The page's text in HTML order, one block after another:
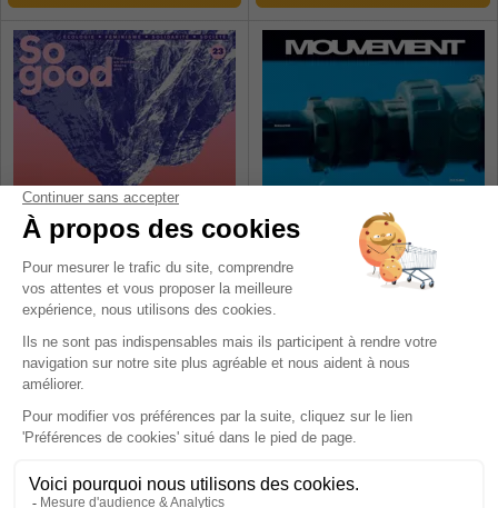
So Good
29,80 €
25,00 €
Mouvement
50 €
44,10 €